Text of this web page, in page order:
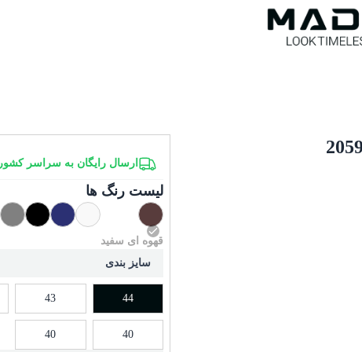
ارسال رایگان به سراسر کشور
لیست رنگ ها
قهوه ای سفید
سایز بندی
44
43
40
40